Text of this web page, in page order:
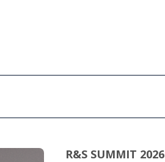
R&S SUMMIT 2026